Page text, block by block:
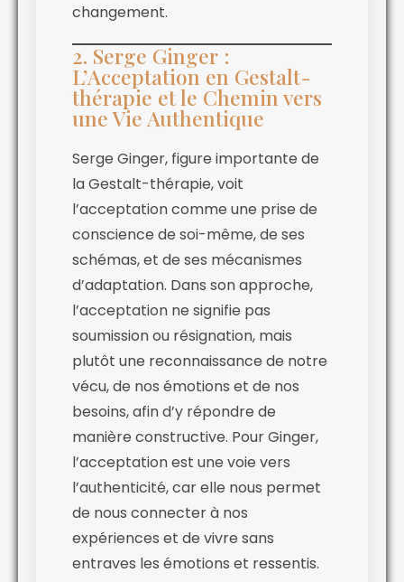
changement.
2. Serge Ginger :
L’Acceptation en Gestalt-
thérapie et le Chemin vers
une Vie Authentique
Serge Ginger, figure importante de
la Gestalt-thérapie, voit
l’acceptation comme une prise de
conscience de soi-même, de ses
schémas, et de ses mécanismes
d’adaptation. Dans son approche,
l’acceptation ne signifie pas
soumission ou résignation, mais
plutôt une reconnaissance de notre
vécu, de nos émotions et de nos
besoins, afin d’y répondre de
manière constructive. Pour Ginger,
l’acceptation est une voie vers
l’authenticité, car elle nous permet
de nous connecter à nos
expériences et de vivre sans
entraves les émotions et ressentis.